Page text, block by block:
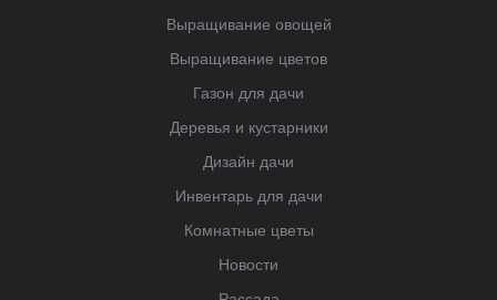
Выращивание овощей
Выращивание цветов
Газон для дачи
Деревья и кустарники
Дизайн дачи
Инвентарь для дачи
Комнатные цветы
Новости